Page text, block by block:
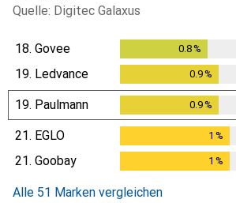
Quelle: Digitec Galaxus
18. Govee 0.8 %
19. Ledvance 0.9%
19. Paulmann 0.9%
21. EGLO 1 %
21. Goobay 1 %
Alle 51 Marken vergleichen